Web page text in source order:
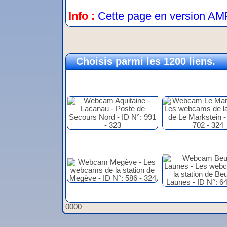
Info : Cette page en version
Choisis parmi les 1200 liens.
0000